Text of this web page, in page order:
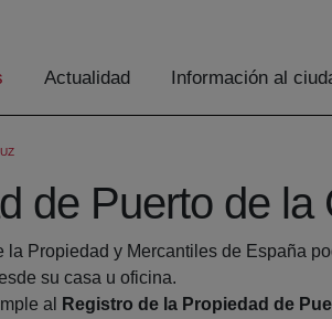
Actualidad Información al
de Puerto de la
Propiedad y Mercantiles de España
su casa u oficina.
al
Registro de la Propiedad de